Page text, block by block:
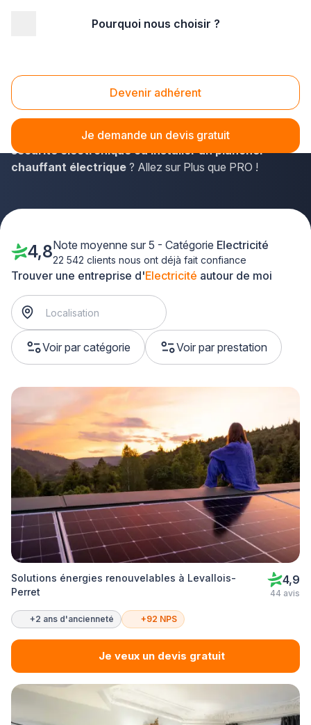
Pourquoi nous choisir ?
Devenir adhérent
Je demande un devis gratuit
Electricité Hauts de Seine (92)
Résidents des Hauts-de-Seine, vous cherchez un
électricien capable d'entretenir un système de
sécurité électronique ou installer un plancher
chauffant électrique ? Allez sur Plus que PRO !
Trouver une entreprise d'Electricité autour de moi
Voir par catégorie Voir par prestation
4,8Note moyenne sur 5 - Catégorie Electricité
22 542 clients nous ont déjà fait confiance
Solutions énergies renouvelables à Levallois-
Perret
4,9
44 avis
+2 ans d'ancienneté +92 NPS
Je veux un devis gratuit